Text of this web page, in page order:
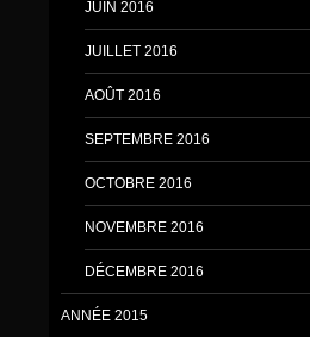
JUIN 2016
JUILLET 2016
AOÛT 2016
SEPTEMBRE 2016
OCTOBRE 2016
NOVEMBRE 2016
DÉCEMBRE 2016
ANNÉE 2015